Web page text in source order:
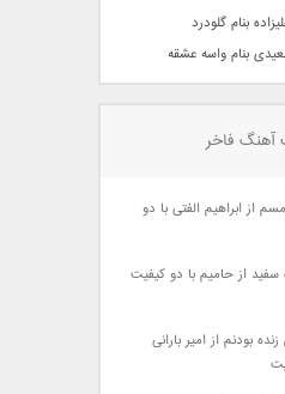
بنام گلودرد
بنام واسه عشقه
آهنگ فاخر
از ابراهیم الفتی با دو
سفید از حامیم با دو کیفیت
بودنم از امیر بارانی